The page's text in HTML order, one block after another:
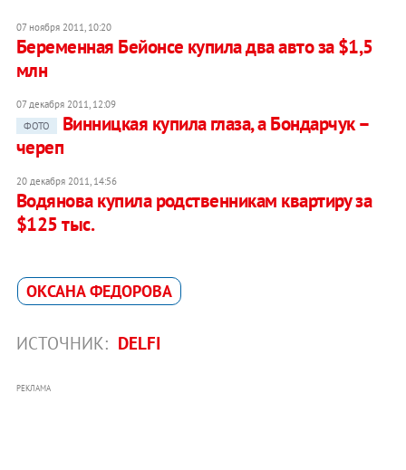
07 ноября 2011, 10:20
Беременная Бейонсе купила два авто за $1,5
млн
07 декабря 2011, 12:09
ФОТО
Винницкая купила глаза, а Бондарчук –
череп
20 декабря 2011, 14:56
Водянова купила родственникам квартиру за
$125 тыс.
ОКСАНА ФЕДОРОВА
ИСТОЧНИК: DELFI
РЕКЛАМА